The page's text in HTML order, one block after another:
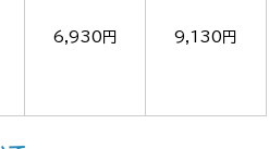
6,930円 9,130円